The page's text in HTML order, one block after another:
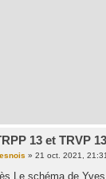
13 et TRVP 13
» 21 oct. 2021, 21:31
Le schéma de